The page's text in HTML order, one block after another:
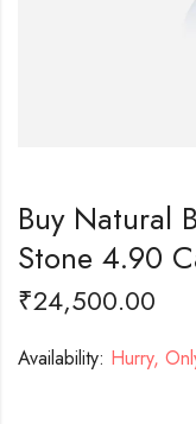
Buy Natural
Stone 4.90
₹24,500.00
Availability: Hurry,